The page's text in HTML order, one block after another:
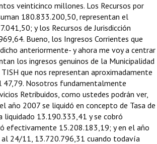
veinticinco millones. Los Recursos por
180.833.200,50, representan el
y los Recursos de Jurisdicción
Bueno, los Ingresos Corrientes que
anteriormente- y ahora me voy a centrar
los ingresos genuinos de la Municipalidad
que nos representan aproximadamente
47,79. Nosotros fundamentalmente
Retribuidos, como ustedes podrán ver,
año 2007 se liquidó en concepto de Tasa de
liquidado 13.190.333,41 y se cobró
efectivamente 15.208.183,19; y en el año
24/11, 13.720.796,31 cuando todavía